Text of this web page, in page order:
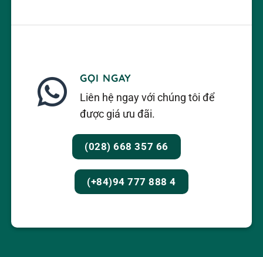
GỌI NGAY
Liên hệ ngay với chúng tôi để
được giá ưu đãi.
(028) 668 357 66
(+84)94 777 888 4